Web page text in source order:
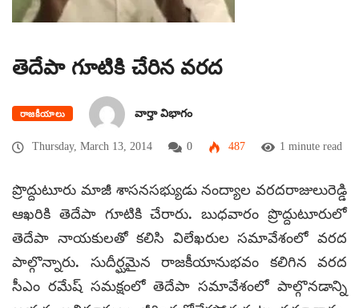
తెదేపా గూటికి చేరిన వరద
రాజకీయాలు వార్తా విభాగం
Thursday, March 13, 2014 0 487 1 minute read
ప్రొద్దుటూరు మాజీ శాసనసభ్యుడు నంద్యాల వరదరాజులురెడ్డి
ఆఖరికి తెదేపా గూటికి చేరారు. బుధవారం ప్రొద్దుటూరులో
తెదేపా నాయకులతో కలిసి విలేఖరుల సమావేశంలో వరద
పాల్గొన్నారు. సుదీర్ఘమైన రాజకీయానుభవం కలిగిన వరద
సీఎం రమేష్ సమక్షంలో తెదేపా సమావేశంలో పాల్గొనడాన్ని